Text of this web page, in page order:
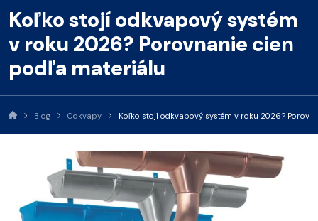
Koľko stojí odkvapový systém
v roku 2026? Porovnanie cien
podľa materiálu
Blog Odkvapy Koľko stojí odkvapový systém v roku 2026?